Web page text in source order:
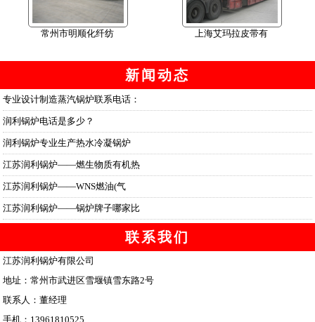
常州市明顺化纤纺 上海艾玛拉皮带有
新闻动态
专业设计制造蒸汽锅炉联系电话：
润利锅炉电话是多少？
润利锅炉专业生产热水冷凝锅炉
江苏润利锅炉——燃生物质有机热
江苏润利锅炉——WNS燃油(气
江苏润利锅炉——锅炉牌子哪家比
联系我们
江苏润利锅炉有限公司
地址：常州市武进区雪堰镇雪东路2号
联系人：董经理
手机：13961810525